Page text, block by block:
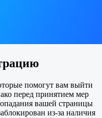
помогут вам выйти
перед принятием мер
вашей страницы
из-за наличия